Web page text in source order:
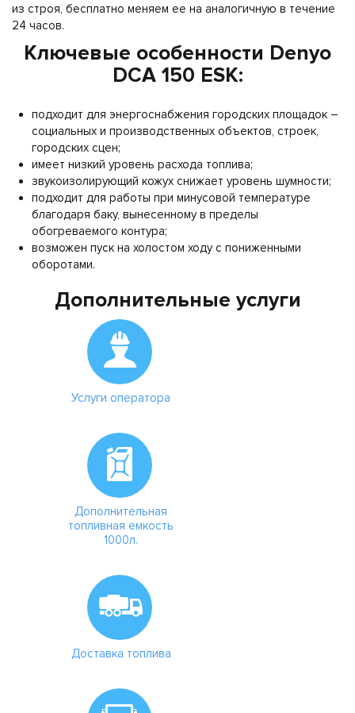
из строя, бесплатно меняем ее на аналогичную в течение
24 часов.
Ключевые особенности Denyo
DCA 150 ESK:
подходит для энергоснабжения городских площадок –
социальных и производственных объектов, строек,
городских сцен;
имеет низкий уровень расхода топлива;
звукоизолирующий кожух снижает уровень шумности;
подходит для работы при минусовой температуре
благодаря баку, вынесенному в пределы
обогреваемого контура;
возможен пуск на холостом ходу с пониженными
оборотами.
Дополнительные услуги
Услуги оператора
Дополнительная
топливная емкость
1000л.
Доставка топлива